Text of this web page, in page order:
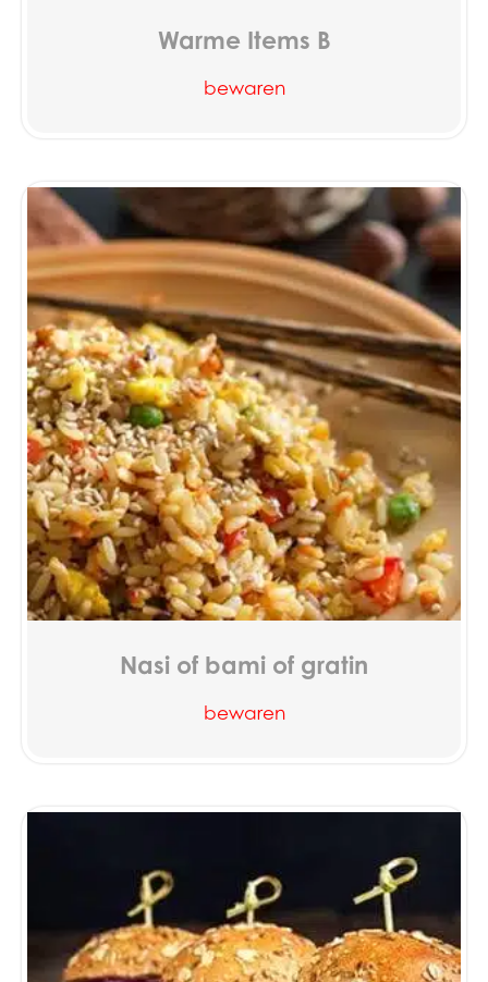
Warme Items B
bewaren
Nasi of bami of gratin
bewaren